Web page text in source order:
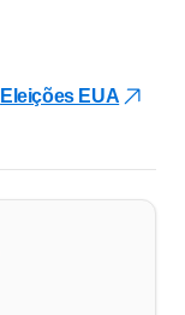
Eleições EUA